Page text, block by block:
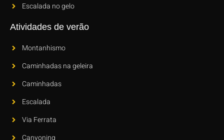
Escalada no gelo
Atividades de verão
Montanhismo
Caminhadas na geleira
Caminhadas
Escalada
Via Ferrata
Canyoning